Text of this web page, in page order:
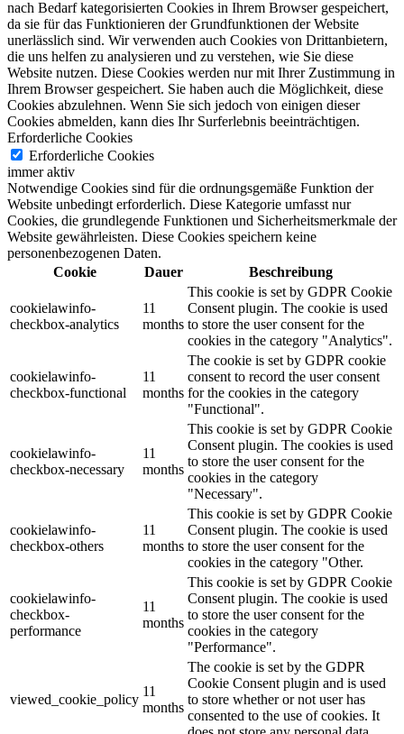
nach Bedarf kategorisierten Cookies in Ihrem Browser gespeichert,
da sie für das Funktionieren der Grundfunktionen der Website
unerlässlich sind. Wir verwenden auch Cookies von Drittanbietern,
die uns helfen zu analysieren und zu verstehen, wie Sie diese
Website nutzen. Diese Cookies werden nur mit Ihrer Zustimmung in
Ihrem Browser gespeichert. Sie haben auch die Möglichkeit, diese
Cookies abzulehnen. Wenn Sie sich jedoch von einigen dieser
Cookies abmelden, kann dies Ihr Surferlebnis beeinträchtigen.
Erforderliche Cookies
Erforderliche Cookies
immer aktiv
Notwendige Cookies sind für die ordnungsgemäße Funktion der
Website unbedingt erforderlich. Diese Kategorie umfasst nur
Cookies, die grundlegende Funktionen und Sicherheitsmerkmale der
Website gewährleisten. Diese Cookies speichern keine
personenbezogenen Daten.
Cookie
Dauer Beschreibung
cookielawinfo-
checkbox-analytics
11
months
This cookie is set by GDPR Cookie
Consent plugin. The cookie is used
to store the user consent for the
cookies in the category "Analytics".
cookielawinfo-
checkbox-functional
11
months
The cookie is set by GDPR cookie
consent to record the user consent
for the cookies in the category
"Functional".
cookielawinfo-
checkbox-necessary
11
months
This cookie is set by GDPR Cookie
Consent plugin. The cookies is used
to store the user consent for the
cookies in the category
"Necessary".
cookielawinfo-
checkbox-others
11
months
This cookie is set by GDPR Cookie
Consent plugin. The cookie is used
to store the user consent for the
cookies in the category "Other.
cookielawinfo-
checkbox-
performance
11
months
This cookie is set by GDPR Cookie
Consent plugin. The cookie is used
to store the user consent for the
cookies in the category
"Performance".
viewed_cookie_policy
11
months
The cookie is set by the GDPR
Cookie Consent plugin and is used
to store whether or not user has
consented to the use of cookies. It